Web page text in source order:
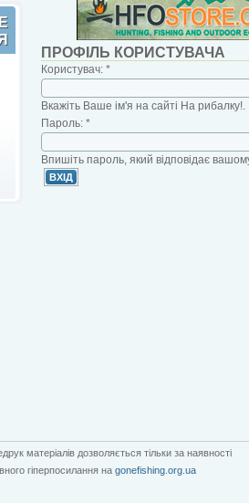
ПРОФІЛЬ КОРИСТУВАЧА
Користувач: *
Вкажіть Ваше ім'я на сайті На рибалку!.
Пароль: *
Впишіть пароль, який відповідає
матеріалів дозволяється тільки за наявності
гіперпосилання на gonefishing.org.ua